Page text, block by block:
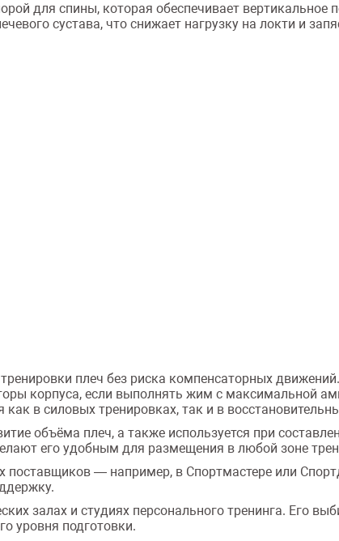
для спины, которая обеспечивает
сустава, что снижает нагрузку на локти и
плеч без риска компенсаторных
корпуса, если выполнять жим с максимальной
в силовых тренировках, так и в
объёма плеч, а также используется при
его удобным для размещения в любой зоне
— например, в Спортмастере или
залах и студиях персонального тренинга. Его
уровня подготовки.